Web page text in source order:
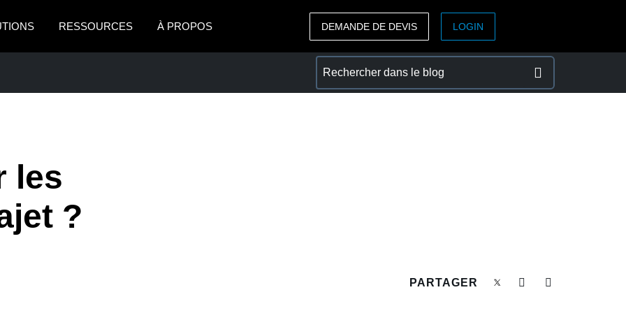
RESSOURCES À PROPOS
México (Español)
Brasil (Português)
ASIA PACIFIC
DEMANDE DE DEVIS LOGIN
les
?
PARTAGER